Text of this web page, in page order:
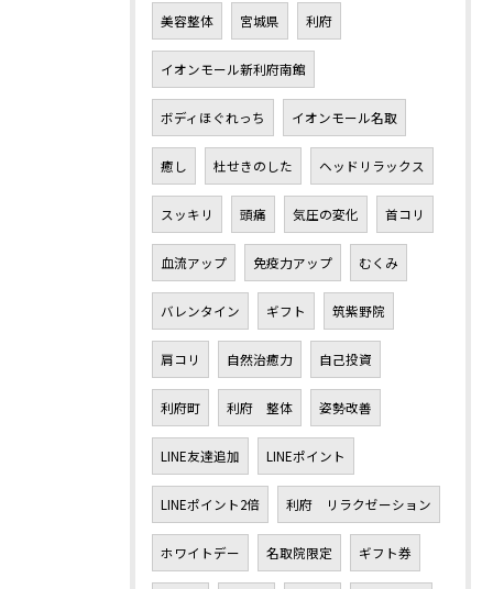
美容整体 宮城県 利府
イオンモール新利府南館
ボディほぐれっち イオンモール名取
癒し 杜せきのした ヘッドリラックス
スッキリ 頭痛 気圧の変化 首コリ
血流アップ 免疫力アップ むくみ
バレンタイン ギフト 筑紫野院
肩コリ 自然治癒力 自己投資
利府町 利府 整体 姿勢改善
LINE友達追加 LINEポイント
LINEポイント2倍 利府 リラクゼーション
ホワイトデー 名取院限定 ギフト券